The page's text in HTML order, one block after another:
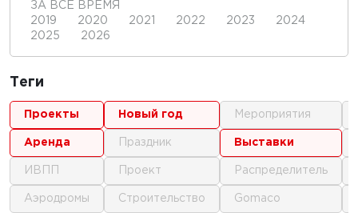
ЗА ВСЕ ВРЕМЯ
2019
2020 2021 2022 2023
2024
2025
2026
Теги
проекты
аренда
ИВПП
аэродромы
новый год
праздник
проект
строительство
мероприятия
выставки
распределитель
gomaco